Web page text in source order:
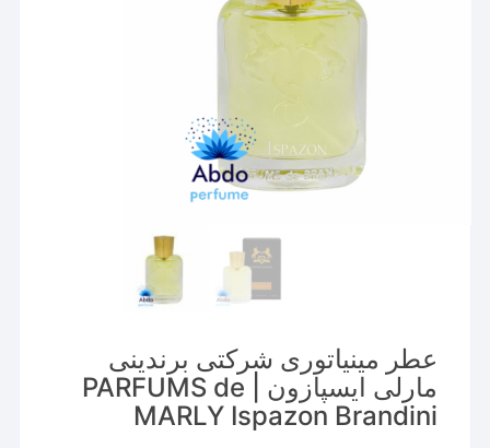
عطر مینیاتوری شرکتی برندینی
مارلی ایسپازون | PARFUMS de
MARLY Ispazon Brandini